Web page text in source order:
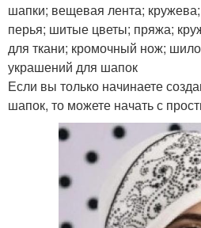
шапки; вещевая лента;
перья; шитые цветы; пряжа;
для ткани; кромочный нож;
украшений для шапок
Если вы только начинаете
шапок, то можете начать с